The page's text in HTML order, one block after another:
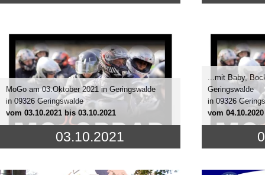
MoGo am 03.Oktober 2021 in Geringswalde
in 09326 Geringswalde
vom 03.10.2021 bis 03.10.2021
03.10.2021
...mit Baby,
Geringswalde
in 09326
vom 04.10.2020